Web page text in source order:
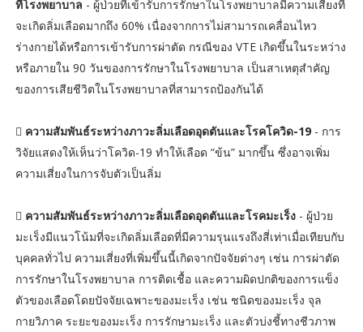
ที่โรงพยาบาล - ผู้ป่วยที่เข้ารับการรักษาในโรงพยาบาลมีความเสี่ยงที่
จะเกิดลิ่มเลือดมากถึง 60% เนื่องจากการไม่สามารถเคลื่อนไหว
ร่างกายได้หรือการเข้ารับการผ่าตัด กรณีของ VTE เกิดขึ้นในระหว่าง
หรือภายใน 90 วันของการรักษาในโรงพยาบาล เป็นสาเหตุสำคัญ
ของการเสียชีวิตในโรงพยาบาลที่สามารถป้องกันได้
 ความสัมพันธ์ระหว่างภาวะลิ่มเลือดอุดตันและโรคโควิด-19- การ
วิจัยแสดงให้เห็นว่าโควิด-19 ทำให้เลือด “ข้น” มากขึ้น ซึ่งอาจเพิ่ม
ความเสี่ยงในการจับตัวเป็นลิ่ม
 ความสัมพันธ์ระหว่างภาวะลิ่มเลือดอุดตันและโรคมะเร็ง- ผู้ป่วย
มะเร็งมีแนวโน้มที่จะเกิดลิ่มเลือดที่มีความรุนแรงถึงสี่เท่าเมื่อเทียบกับ
บุคคลทั่วไป ความเสี่ยงที่เพิ่มขึ้นนี้เกิดจากปัจจัยต่างๆ เช่น การผ่าตัด
การรักษาในโรงพยาบาล การติดเชื้อ และความผิดปกติของการแข็ง
ตัวของเลือดโดยปัจจัยเฉพาะของมะเร็ง เช่น ชนิดของมะเร็ง จุล
กายวิภาค ระยะของมะเร็ง การรักษามะเร็ง และตัวบ่งชี้ทางชีวภาพ